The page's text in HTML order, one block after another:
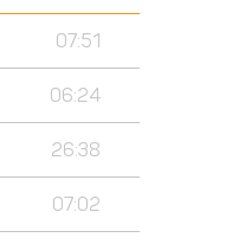
07:51
06:24
26:38
07:02